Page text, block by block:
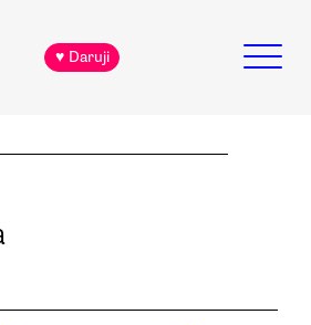
♥ Daruji